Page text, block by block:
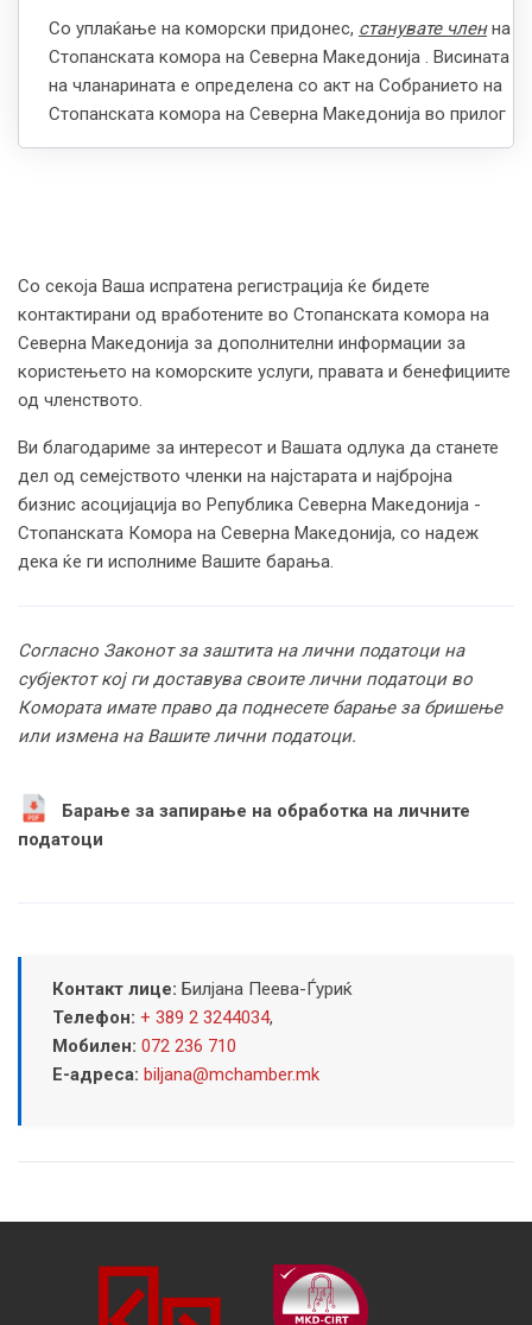
Со уплаќање на коморски придонес, станувате членна
Стопанската комора на Северна Македонија . Висината
на чланарината е определена со акт на Собранието на
Стопанската комора на Северна Македонија во прилог
Со секоја Ваша испратена регистрација ќе бидете
контактирани од вработените во Стопанската комора на
Северна Македонија за дополнителни информации за
користењето на коморските услуги, правата и бенефициите
од членството.
Ви благодариме за интересот и Вашата одлука да станете
дел од семејството членки на најстарата и најбројна
бизнис асоцијација во Република Северна Македонија -
Стопанската Комора на Северна Македонија, со надеж
дека ќе ги исполниме Вашите барања.
Согласно Законот за заштита на лични податоци на
субјектот кој ги доставува своите лични податоци во
Комората имате право да поднесете барање за бришење
или измена на Вашите лични податоци.
Барање за запирање на обработка на личните
податоци
Контакт лице: Билјана Пеева-Ѓуриќ
Телефон: + 389 2 3244034,
Мобилен: 072 236 710
Е-адреса: biljana@mchamber.mk